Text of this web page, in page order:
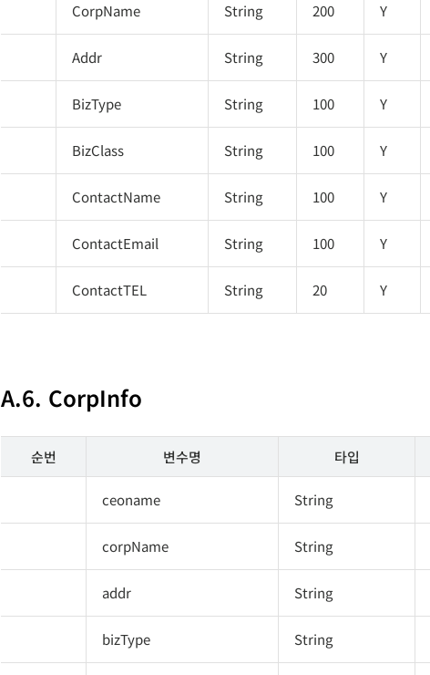
CorpName String 200 Y
Addr String 300 Y
BizType String 100 Y
BizClass String 100 Y
ContactName String 100 Y
ContactEmail String 100 Y
ContactTEL String 20 Y
A.6. CorpInfo
순번 변수명 타입
ceoname String
corpName String
addr String
bizType String